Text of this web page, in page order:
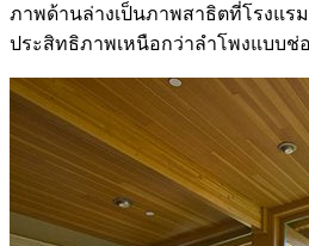
ภาพด้านล่างเป็นภาพสาธิตที่โรงแร
ประสิทธิภาพเหนือกว่าลำโพงแบบช่อ